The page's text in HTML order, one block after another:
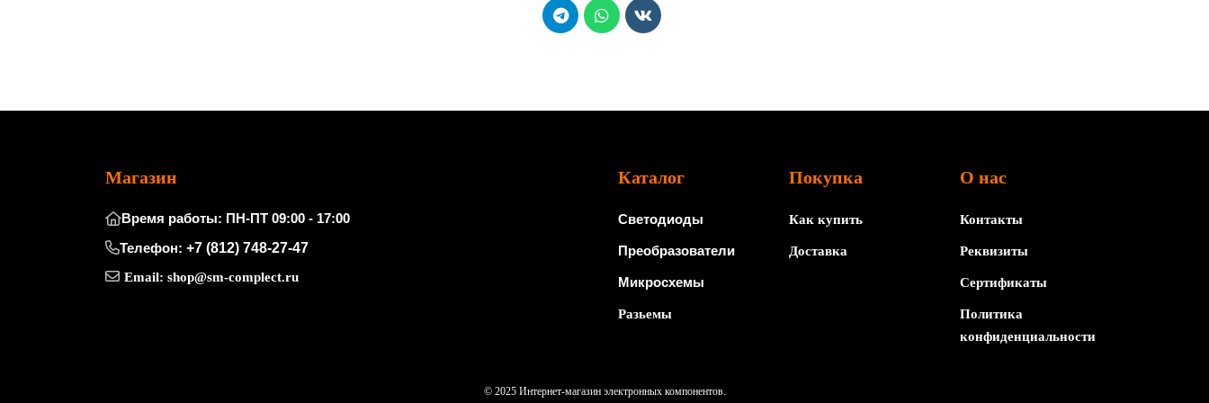
Магазин
Время работы: ПН-ПТ 09:00 - 17:00
Телефон: +7 (812) 748-27-47
Email: shop@sm-complect.ru
Каталог
Светодиоды
Преобразователи
Микросхемы
Разьемы
Покупка
Как купить
Доставка
О нас
Контакты
Реквизиты
Сертификаты
Политика
конфиденциальности
© 2025 Интернет-магазин электронных компонентов.